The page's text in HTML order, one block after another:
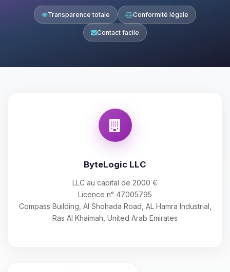
Transparence totale Conformité légale
Contact facile
ByteLogic LLC
LLC au capital de 2000 €
Licence n° 47005795
Compass Building, Al Shohada Road, AL Hamra Industrial,
Ras Al Khaimah, United Arab Emirates